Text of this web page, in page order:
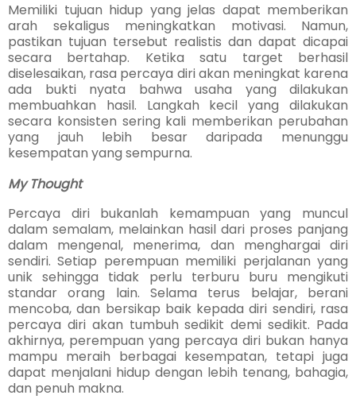
Memiliki tujuan hidup yang jelas dapat memberikan
arah sekaligus meningkatkan motivasi. Namun,
pastikan tujuan tersebut realistis dan dapat dicapai
secara bertahap. Ketika satu target berhasil
diselesaikan, rasa percaya diri akan meningkat karena
ada bukti nyata bahwa usaha yang dilakukan
membuahkan hasil. Langkah kecil yang dilakukan
secara konsisten sering kali memberikan perubahan
yang jauh lebih besar daripada menunggu
kesempatan yang sempurna.
My Thought
Percaya diri bukanlah kemampuan yang muncul
dalam semalam, melainkan hasil dari proses panjang
dalam mengenal, menerima, dan menghargai diri
sendiri. Setiap perempuan memiliki perjalanan yang
unik sehingga tidak perlu terburu buru mengikuti
standar orang lain. Selama terus belajar, berani
mencoba, dan bersikap baik kepada diri sendiri, rasa
percaya diri akan tumbuh sedikit demi sedikit. Pada
akhirnya, perempuan yang percaya diri bukan hanya
mampu meraih berbagai kesempatan, tetapi juga
dapat menjalani hidup dengan lebih tenang, bahagia,
dan penuh makna.